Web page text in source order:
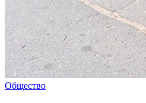
Общество